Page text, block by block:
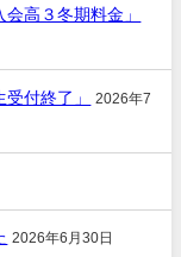
高３冬期料金」
付終了」
2026年7
2026年6月30日